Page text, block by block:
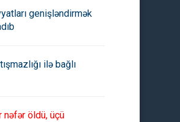
genişləndirmək
ilə bağlı
nəfər öldü, üçü